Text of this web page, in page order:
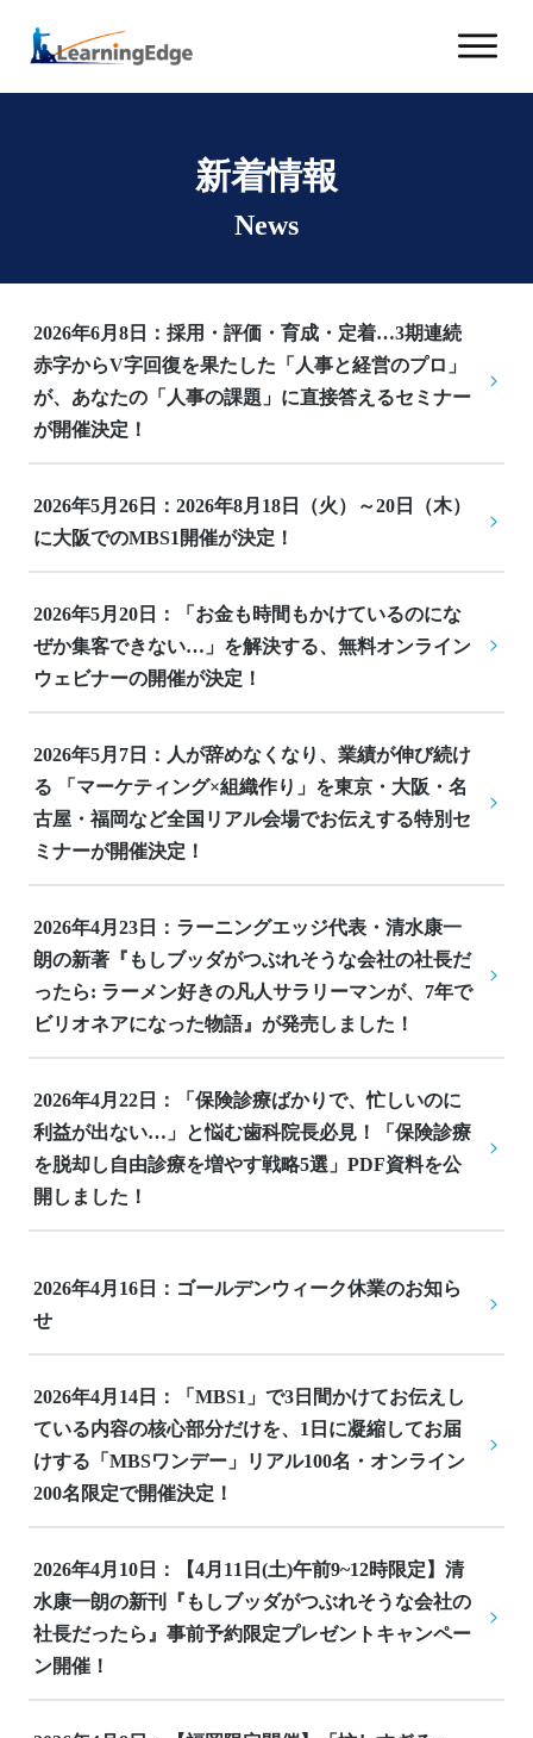
新着情報
News
2026年6月8日：採用・評価・育成・定着…3期連続
赤字からV字回復を果たした「人事と経営のプロ」
が、あなたの「人事の課題」に直接答えるセミナー
が開催決定！
2026年5月26日：2026年8月18日（火）～20日（木）
に大阪でのMBS1開催が決定！
2026年5月20日：「お金も時間もかけているのにな
ぜか集客できない…」を解決する、無料オンライン
ウェビナーの開催が決定！
2026年5月7日：人が辞めなくなり、業績が伸び続け
る 「マーケティング×組織作り」を東京・大阪・名
古屋・福岡など全国リアル会場でお伝えする特別セ
ミナーが開催決定！
2026年4月23日：ラーニングエッジ代表・清水康一
朗の新著『もしブッダがつぶれそうな会社の社長だ
ったら: ラーメン好きの凡人サラリーマンが、7年で
ビリオネアになった物語』が発売しました！
2026年4月22日：「保険診療ばかりで、忙しいのに
利益が出ない…」と悩む歯科院長必見！「保険診療
を脱却し自由診療を増やす戦略5選」PDF資料を公
開しました！
2026年4月16日：ゴールデンウィーク休業のお知ら
せ
2026年4月14日：「MBS1」で3日間かけてお伝えし
ている内容の核心部分だけを、1日に凝縮してお届
けする「MBSワンデー」リアル100名・オンライン
200名限定で開催決定！
2026年4月10日：【4月11日(土)午前9~12時限定】清
水康一朗の新刊『もしブッダがつぶれそうな会社の
社長だったら』事前予約限定プレゼントキャンペー
ン開催！